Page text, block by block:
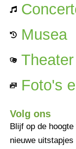
Musea
Theater
Foto's
Volg ons
Blijf op de
nieuwe